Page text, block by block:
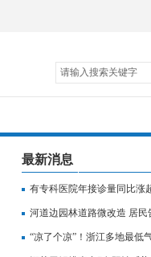
请输入搜索关键字
最新消息
有专科医院年接诊量同比涨
用纳入医保
河道边园林道路微改造 居民
“凉了个凉”！浙江多地最低